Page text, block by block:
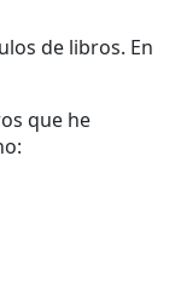
de libros. En
que he